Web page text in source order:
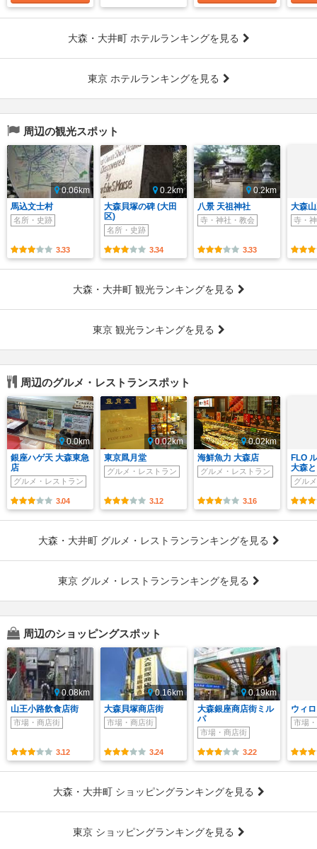
大森・大井町 ホテルランキングを見る
東京 ホテルランキングを見る
周辺の観光スポット
0.06km
馬込文士村
名所・史跡
3.33
0.2km
大森貝塚の碑 (大田
区)
名所・史跡
3.34
0.2km
八景 天祖神社
寺・神社・教会
3.33
大森
寺・
大森・大井町 観光ランキングを見る
東京 観光ランキングを見る
周辺のグルメ・レストランスポット
0.0km
銀座ハゲ天 大森東急
店
グルメ・レストラン
3.04
0.02km
東京凮月堂
グルメ・レストラン
3.12
0.02km
海鮮魚力 大森店
グルメ・レストラン
3.16
FLO
大森
グル
大森・大井町 グルメ・レストランランキングを見る
東京 グルメ・レストランランキングを見る
周辺のショッピングスポット
0.08km
山王小路飲食店街
市場・商店街
3.12
0.16km
大森貝塚商店街
市場・商店街
3.24
0.19km
大森銀座商店街ミル
パ
市場・商店街
3.22
ウィ
市場
大森・大井町 ショッピングランキングを見る
東京 ショッピングランキングを見る